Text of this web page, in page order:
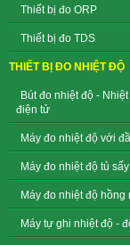
Thiết bị đo ORP
Thiết bị đo TDS
THIẾT BỊ ĐO NHIỆT ĐỘ
Bút đo nhiệt độ -
điện tử
Máy đo nhiệt độ với
Máy đo nhiệt độ tủ sấy
Máy đo nhiệt độ hồng
Máy tự ghi nhiệt độ -